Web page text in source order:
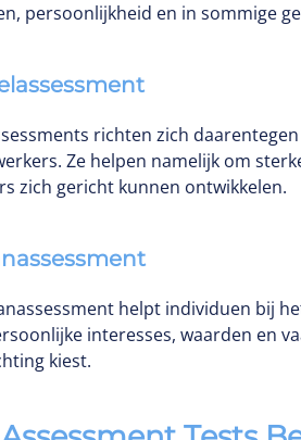
persoonlijkheid en in sommige
richten zich
Ze helpen namelijk om
zich gericht kunnen ontwikkelen.
helpt individuen bij
interesses, waarden en
kiest.